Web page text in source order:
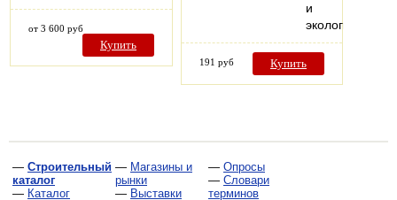
от 3 600 руб
Купить
и
191 руб Купить
— Строительный
каталог
— Каталог
— Магазины и
рынки
— Выставки
— Опросы
— Словари
терминов